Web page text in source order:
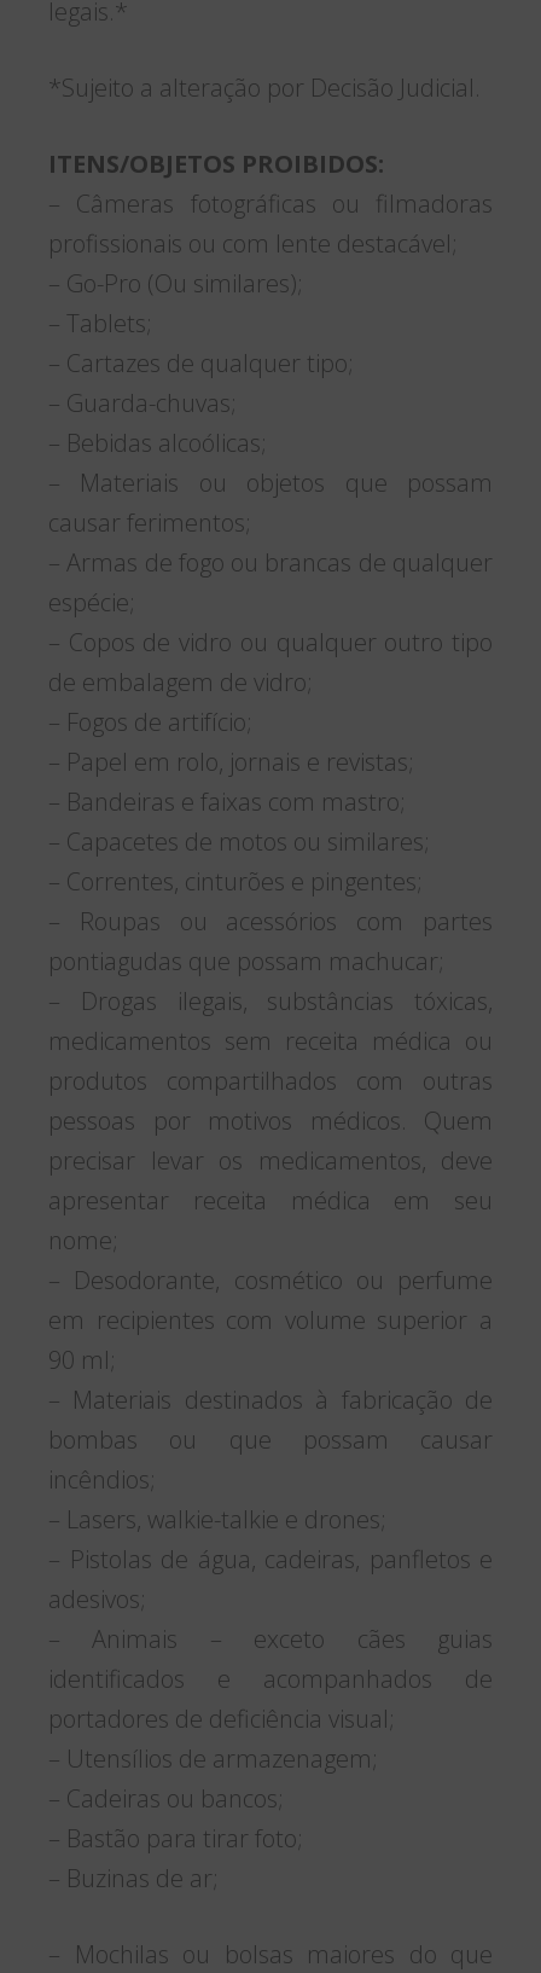
legais.*
*Sujeito a alteração por Decisão Judicial.
ITENS/OBJETOS PROIBIDOS:
– Câmeras fotográficas ou filmadoras
profissionais ou com lente destacável;
– Go-Pro (Ou similares);
– Tablets;
– Cartazes de qualquer tipo;
– Guarda-chuvas;
– Bebidas alcoólicas;
– Materiais ou objetos que possam
causar ferimentos;
– Armas de fogo ou brancas de qualquer
espécie;
– Copos de vidro ou qualquer outro tipo
de embalagem de vidro;
– Fogos de artifício;
– Papel em rolo, jornais e revistas;
– Bandeiras e faixas com mastro;
– Capacetes de motos ou similares;
– Correntes, cinturões e pingentes;
– Roupas ou acessórios com partes
pontiagudas que possam machucar;
– Drogas ilegais, substâncias tóxicas,
medicamentos sem receita médica ou
produtos compartilhados com outras
pessoas por motivos médicos. Quem
precisar levar os medicamentos, deve
apresentar receita médica em seu
nome;
– Desodorante, cosmético ou perfume
em recipientes com volume superior a
90 ml;
– Materiais destinados à fabricação de
bombas ou que possam causar
incêndios;
– Lasers, walkie-talkie e drones;
– Pistolas de água, cadeiras, panfletos e
adesivos;
– Animais – exceto cães guias
identificados e acompanhados de
portadores de deficiência visual;
– Utensílios de armazenagem;
– Cadeiras ou bancos;
– Bastão para tirar foto;
– Buzinas de ar;
– Mochilas ou bolsas maiores do que